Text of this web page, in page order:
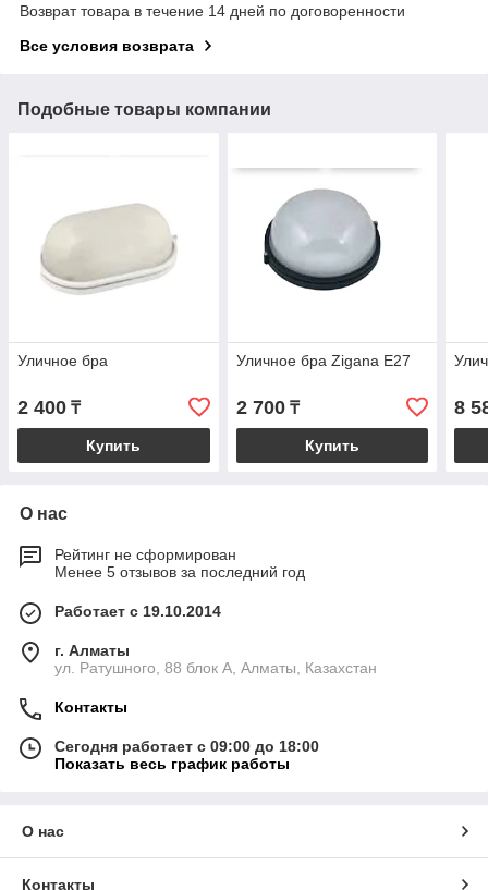
Возврат товара в течение 14 дней по договоренности
Все условия возврата
Подобные товары компании
Уличное бра
2 400 ₸
Купить
Уличное бра Zigana Е27
2 700₸
Купить
8
О нас
Рейтинг не сформирован
Менее 5 отзывов за последний год
Работает с 19.10.2014
г. Алматы
ул. Ратушного, 88 блок A, Алматы, Казахстан
Контакты
Сегодня работает с 09:00 до 18:00
Показать весь график работы
О нас
Контакты